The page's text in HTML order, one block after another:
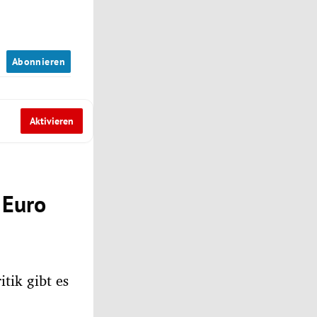
Abonnieren
Aktivieren
gibt es